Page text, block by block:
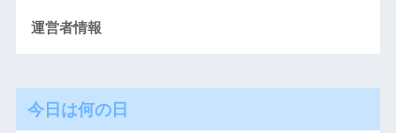
運営者情報
今日は何の日